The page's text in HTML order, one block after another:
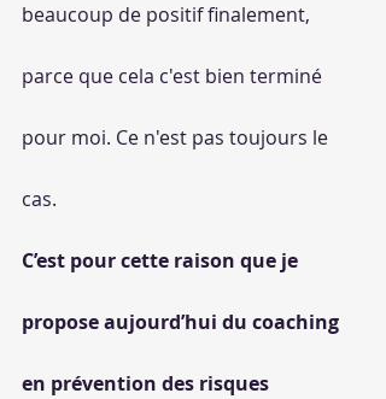
beaucoup de positif finalement,
parce que cela c'est bien terminé
pour moi. Ce n'est pas toujours le
cas.
C’est pour cette raison que je
propose aujourd’hui du coaching
en prévention des risques